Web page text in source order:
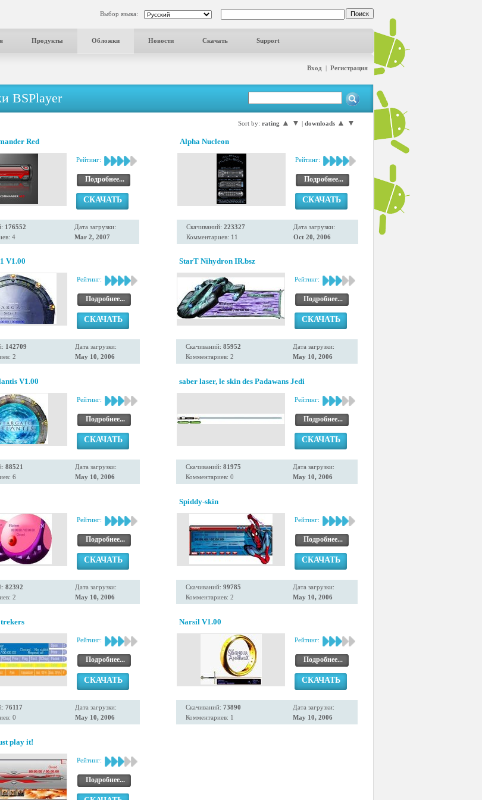
Выбор языка:
Продукты Обложки Новости Скачать Support
Вход | Регистрация
BSPlayer
Sort by: rating ▲ ▼ | downloads ▲ ▼
Red
Рейтинг:
Подробнее...
СКАЧАТЬ
176552
4
Дата загрузки:
Mar 2, 2007
Alpha Nucleon
Рейтинг:
Подробнее...
СКАЧАТЬ
Скачиваний: 223327
Комментариев: 11
Дата загрузки:
Oct 20, 2006
V1.00
Рейтинг:
Подробнее...
СКАЧАТЬ
142709
2
Дата загрузки:
May 10, 2006
StarT Nihydron IR.bsz
Рейтинг:
Подробнее...
СКАЧАТЬ
Скачиваний: 85952
Комментариев: 2
Дата загрузки:
May 10, 2006
V1.00
Рейтинг:
Подробнее...
СКАЧАТЬ
88521
6
Дата загрузки:
May 10, 2006
saber laser, le skin des Padawans Jedi
Рейтинг:
Подробнее...
СКАЧАТЬ
Скачиваний: 81975
Комментариев: 0
Дата загрузки:
May 10, 2006
Рейтинг:
Подробнее...
СКАЧАТЬ
82392
2
Дата загрузки:
May 10, 2006
Spiddy-skin
Рейтинг:
Подробнее...
СКАЧАТЬ
Скачиваний: 99785
Комментариев: 2
Дата загрузки:
May 10, 2006
Рейтинг:
Подробнее...
СКАЧАТЬ
76117
0
Дата загрузки:
May 10, 2006
Narsil V1.00
Рейтинг:
Подробнее...
СКАЧАТЬ
Скачиваний: 73890
Комментариев: 1
Дата загрузки:
May 10, 2006
play it!
Рейтинг:
Подробнее...